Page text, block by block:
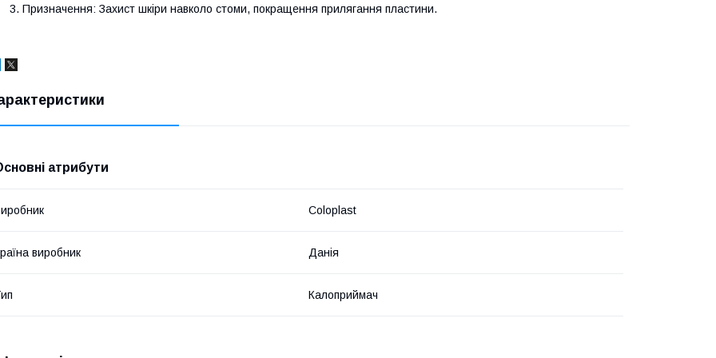
Призначення: Захист шкіри навколо стоми, покращення прилягання пластини.
атрибути
Coloplast
виробник Данія
Калоприймач